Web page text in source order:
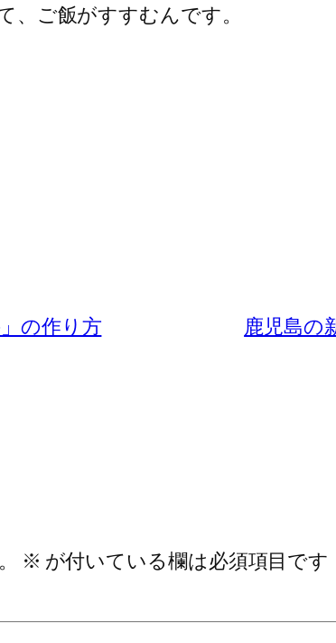
ご飯がすすむんです。
の作り方 鹿児島
※ が付いている欄は必須項目です